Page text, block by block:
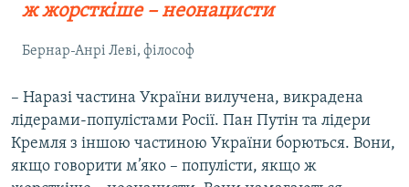
ж жорсткіше – неонацисти
Бернар-Анрі Леві, філософ
– Наразі частина України вилучена, викрадена
лідерами-популістами Росії. Пан Путін та лідери
Кремля з іншою частиною України борються. Вони,
якщо говорити м’яко – популісти, якщо ж